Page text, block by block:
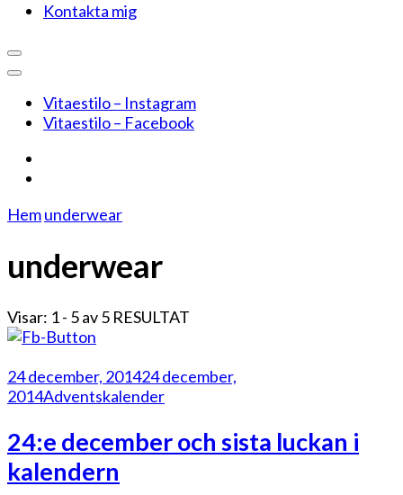
Kontakta mig
Vitaestilo – Instagram
Vitaestilo – Facebook
Hemunderwear
underwear
Visar: 1 - 5 av 5 RESULTAT
24 december, 201424 december,
2014Adventskalender
24:e december och sista luckan i
kalendern